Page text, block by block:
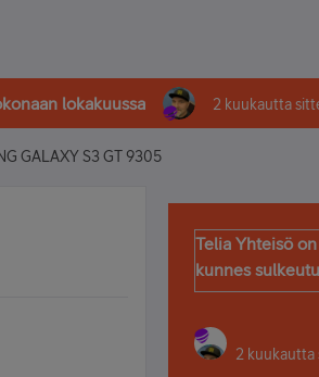
lokakuussa 2 kuukautta
GALAXY S3 GT 9305
Telia Yhteisö
kunnes
2 kuukautta